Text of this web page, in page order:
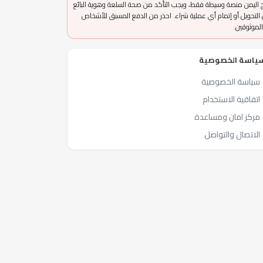
اليمن منصة وسيطة فقط، ويجب التأكد من صحة السلعة وهوية البائع
التحويل أو إتمام أي عملية شراء. احذر من الدفع المسبق للأشخاص
الخصوصية
سياسة الخصوصية
اتفاقية الاستخدام
مركز امان ومساعدة
الاتصال والتواصل